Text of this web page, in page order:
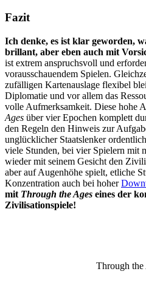
Fazit
Ich denke, es ist klar geworden,
brillant, aber eben auch mit
ist extrem anspruchsvoll und
vorausschauendem Spielen.
zufälligen Kartenauslage flexibel
Diplomatie und vor allem das
volle Aufmerksamkeit. Diese hohe
Ages über vier Epochen komplett
den Regeln den Hinweis zur
unglücklicher Staatslenker
viele Stunden, bei vier Spielern mit
wieder mit seinem Gesicht den
aber auf Augenhöhe spielt, etliche
Konzentration auch bei hoher
mit Through the Ages eines der
Zivilisationspiele!
Through the